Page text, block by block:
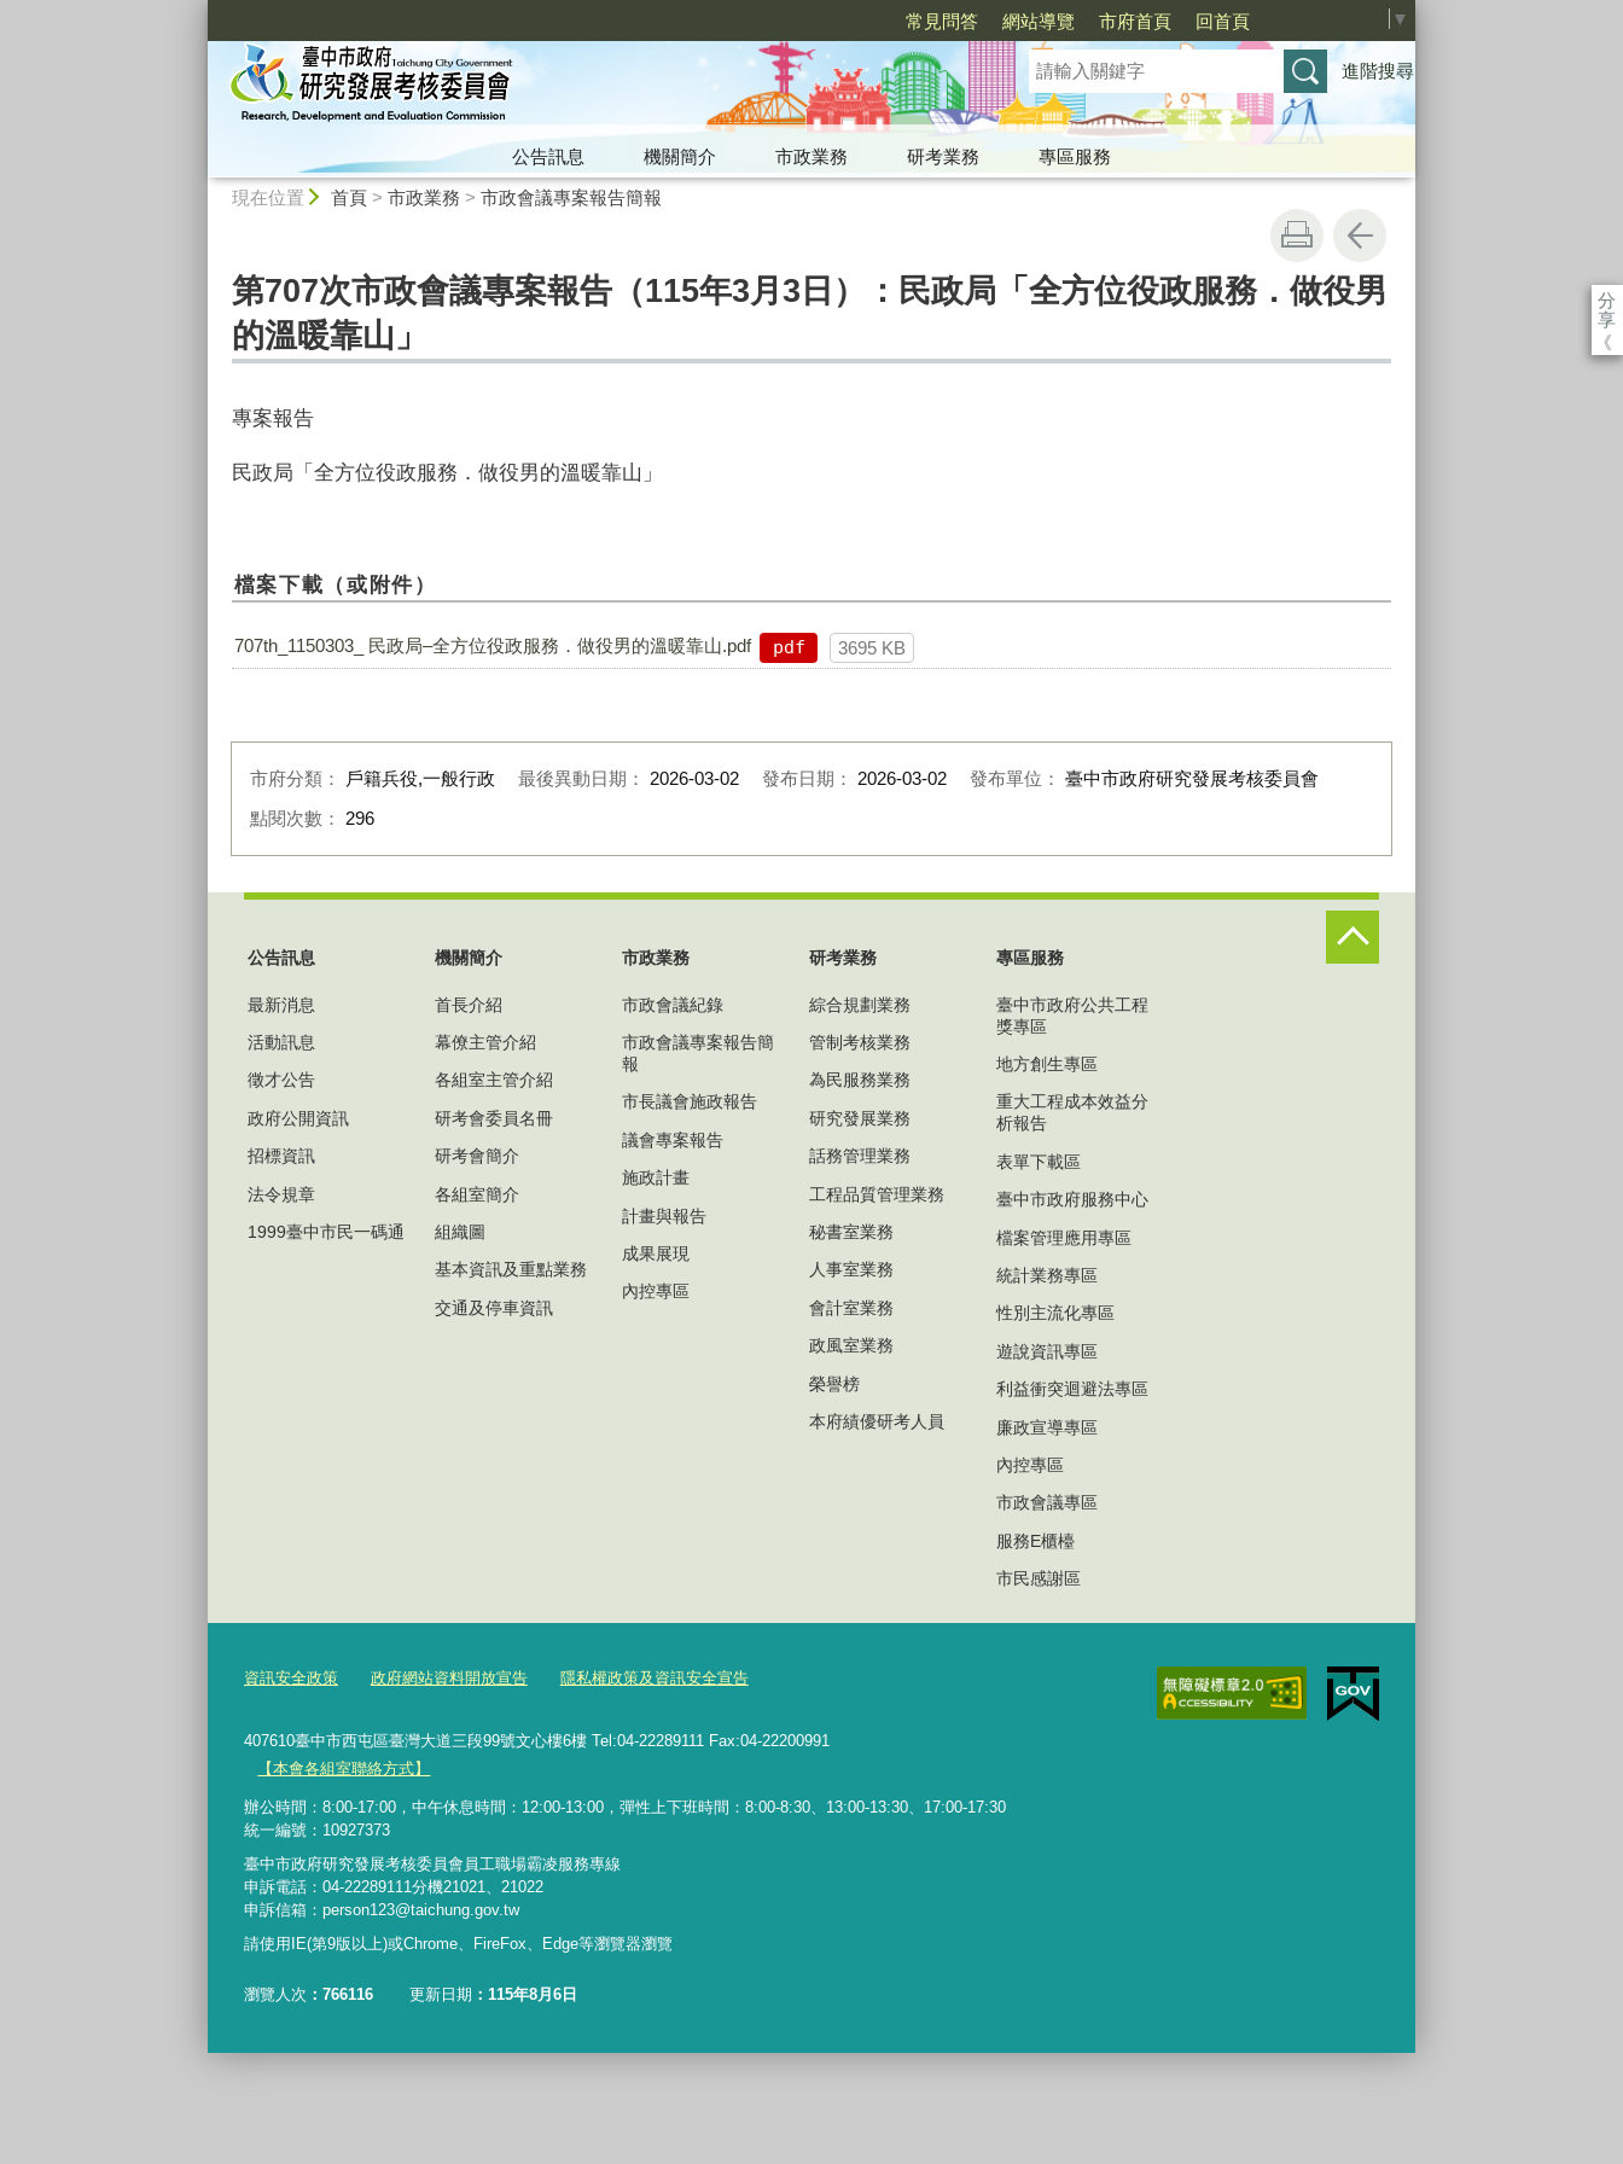
常見問答 網站導覽 市府首頁 回首頁 ▼
進階搜尋
公告訊息 機關簡介 市政業務 研考業務
專區服務
現在位置 首頁> 市政業務 > 市政會議專案報告簡報
分
享
《
第707次市政會議專案報告（115年3月3日）：民政局「全方位役政服務．做役男
的溫暖靠山」
專案報告
民政局「全方位役政服務．做役男的溫暖靠山」
檔案下載（或附件）
707th_1150303_ 民政局–全方位役政服務．做役男的溫暖靠山.pdf pdf 3695 KB
市府分類： 戶籍兵役,一般行政 最後異動日期： 2026-03-02 發布日期： 2026-03-02 發布單位： 臺中市政府研究發展考核委員會
點閱次數： 296
公告訊息
最新消息
活動訊息
徵才公告
政府公開資訊
招標資訊
法令規章
1999臺中市民一碼通
機關簡介
首長介紹
幕僚主管介紹
各組室主管介紹
研考會委員名冊
研考會簡介
各組室簡介
組織圖
基本資訊及重點業務
交通及停車資訊
市政業務
市政會議紀錄
市政會議專案報告簡
報
市長議會施政報告
議會專案報告
施政計畫
計畫與報告
成果展現
內控專區
研考業務
綜合規劃業務
管制考核業務
為民服務業務
研究發展業務
話務管理業務
工程品質管理業務
秘書室業務
人事室業務
會計室業務
政風室業務
榮譽榜
本府績優研考人員
專區服務
臺中市政府公共工程
獎專區
地方創生專區
重大工程成本效益分
析報告
表單下載區
臺中市政府服務中心
檔案管理應用專區
統計業務專區
性別主流化專區
遊說資訊專區
利益衝突迴避法專區
廉政宣導專區
內控專區
市政會議專區
服務E櫃檯
市民感謝區
資訊安全政策 政府網站資料開放宣告 隱私權政策及資訊安全宣告
407610臺中市西屯區臺灣大道三段99號文心樓6樓 Tel:04-22289111 Fax:04-22200991
【本會各組室聯絡方式】
辦公時間：8:00-17:00，中午休息時間：12:00-13:00，彈性上下班時間：8:00-8:30、13:00-13:30、17:00-17:30
統一編號：10927373
臺中市政府研究發展考核委員會員工職場霸凌服務專線
申訴電話：04-22289111分機21021、21022
申訴信箱：person123@taichung.gov.tw
請使用IE(第9版以上)或Chrome、FireFox、Edge等瀏覽器瀏覽
瀏覽人次 766116 更新日期 115年8月6日